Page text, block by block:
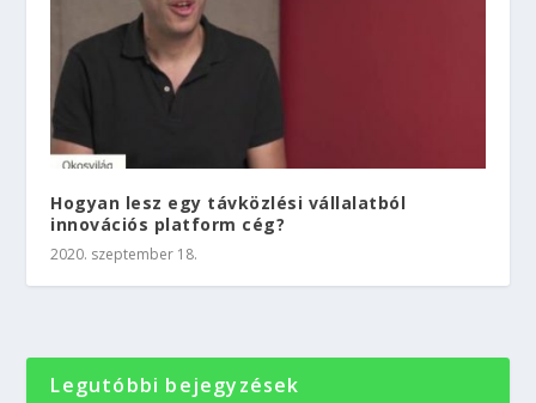
Hogyan lesz egy távközlési vállalatból
innovációs platform cég?
2020. szeptember 18.
Legutóbbi bejegyzések